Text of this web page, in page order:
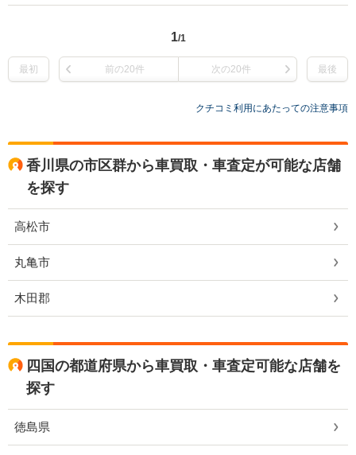
1/1
最初 前の20件 次の20件 最後
クチコミ利用にあたっての注意事項
香川県の市区群から車買取・車査定が可能な店舗
を探す
高松市
丸亀市
木田郡
四国の都道府県から車買取・車査定可能な店舗を
探す
徳島県